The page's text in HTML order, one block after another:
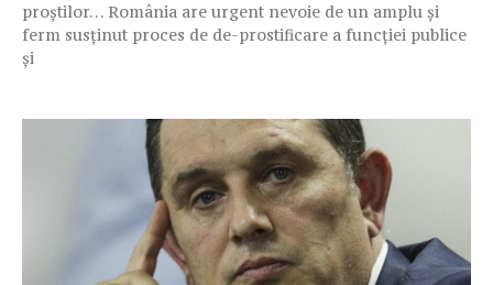
proștilor… România are urgent nevoie de un amplu și
ferm susținut proces de de-prostificare a funcției publice
și